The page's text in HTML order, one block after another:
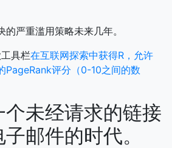
严重滥用策略未来几年。
具栏在互联网探索中获得R，允许
PageRank评分（0-10之间的数
未经请求的链接
邮件的时代。